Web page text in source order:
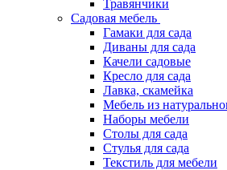
Травянчики
Садовая мебель
Гамаки для сада
Диваны для сада
Качели садовые
Кресло для сада
Лавка, скамейка
Мебель из
Наборы мебели
Столы для сада
Стулья для сада
Текстиль для мебели